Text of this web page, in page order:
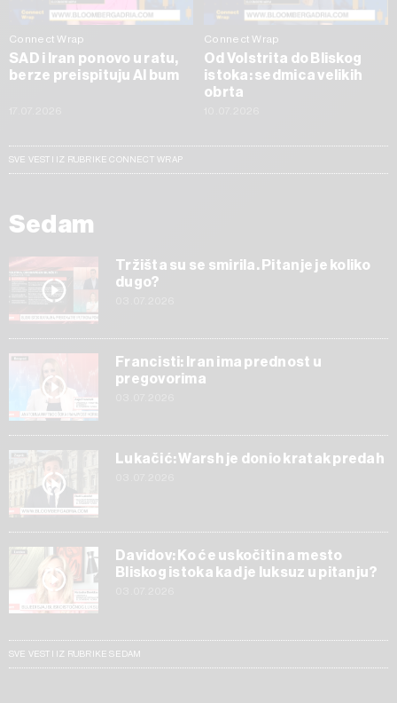
Connect Wrap
SAD i Iran ponovo u ratu,
berze preispituju AI bum
Connect Wrap
Od Volstrita do Bliskog
istoka: sedmica velikih
obrta
SVE VESTI IZ RUBRIKE CONNECT WRAP
Sedam
Tržišta su se smirila. Pitanje je koliko
dugo?
Francisti: Iran ima prednost u
pregovorima
Lukačić: Warsh je donio kratak predah
Davidov: Ko će uskočiti na mesto
Bliskog istoka kad je luksuz u pitanju?
SVE VESTI IZ RUBRIKE SEDAM